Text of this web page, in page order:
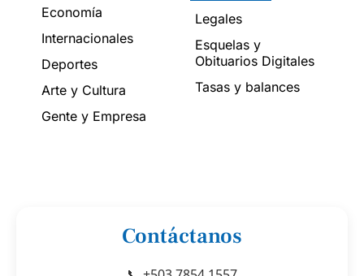
Economía
Internacionales
Deportes
Arte y Cultura
Gente y Empresa
Legales
Esquelas y
Obituarios Digitales
Tasas y balances
Contáctanos